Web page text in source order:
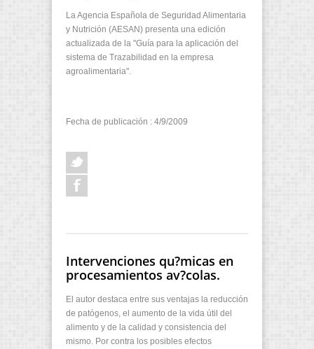
La Agencia Española de Seguridad Alimentaria
y Nutrición (AESAN) presenta una edición
actualizada de la "Guía para la aplicación del
sistema de Trazabilidad en la empresa
agroalimentaria".
Fecha de publicación : 4/9/2009
Intervenciones qu?micas en
procesamientos av?colas.
El autor destaca entre sus ventajas la reducción
de patógenos, el aumento de la vida útil del
alimento y de la calidad y consistencia del
mismo. Por contra los posibles efectos